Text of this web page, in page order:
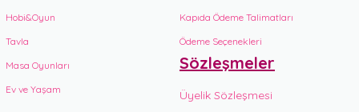
Hobi&Oyun
Tavla
Masa Oyunları
Ev ve Yaşam
Kapıda Ödeme Talimatları
Ödeme Seçenekleri
Sözleşmeler
Üyelik Sözleşmesi